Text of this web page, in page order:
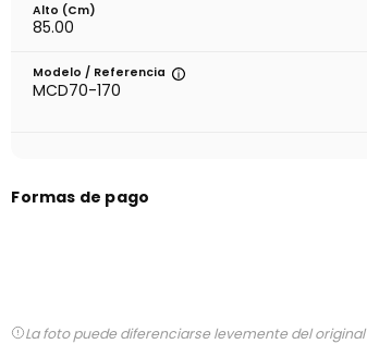
Alto (cm)
85.00
Modelo / Referencia
MCD70-170
Formas de pago
La foto puede diferenciarse levemente del original